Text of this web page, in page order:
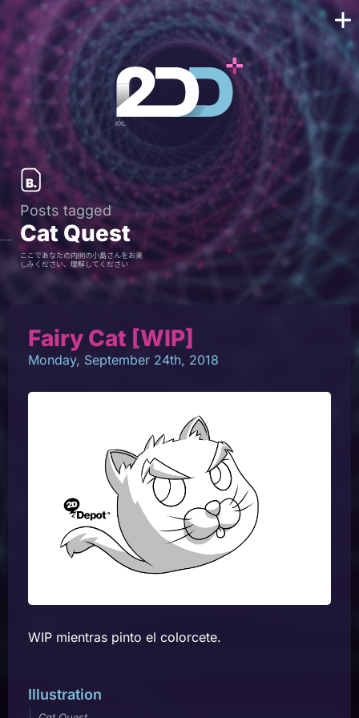
Posts tagged
Cat Quest
ここであなたの内側の小島さんをお楽
しみください、理解してください
Fairy Cat [WIP]
Monday, September 24th, 2018
WIP mientras pinto el colorcete.
Illustration